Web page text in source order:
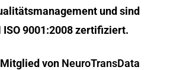
und sind
ISO 9001:2008 zertifiziert.
von NeuroTransData